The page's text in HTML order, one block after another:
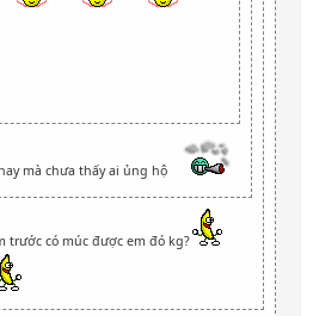
mà chưa thấy ai ủng hộ
trước có múc được em đó kg?